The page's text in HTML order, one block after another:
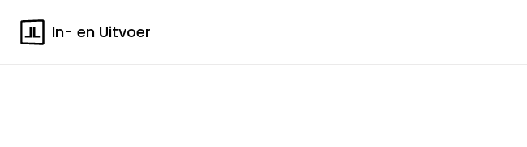
In- en Uitvoer